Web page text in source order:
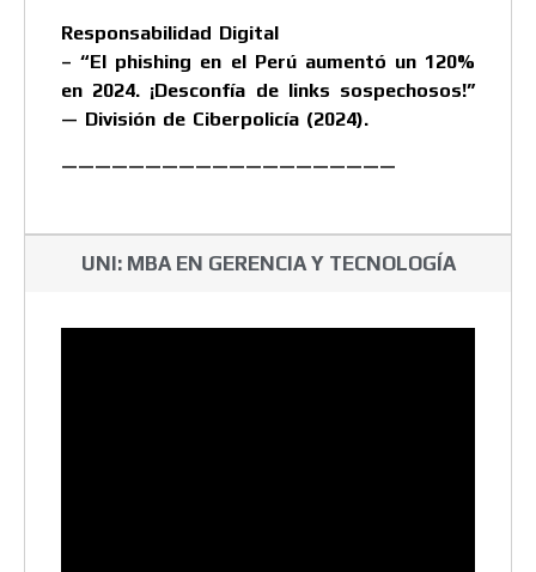
Responsabilidad Digital
– “El phishing en el Perú aumentó un 120%
en 2024. ¡Desconfía de links sospechosos!”
— División de Ciberpolicía (2024).
————————————————————
UNI: MBA EN GERENCIA Y TECNOLOGÍA